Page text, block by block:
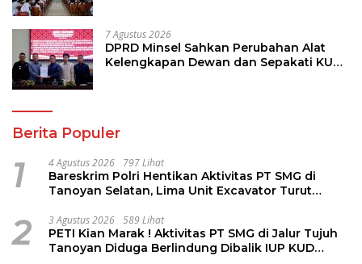
7 Agustus 2026
DPRD Minsel Sahkan Perubahan Alat
Kelengkapan Dewan dan Sepakati KUA-
Berita Populer
1 4 Agustus 2026 797 Lihat
Bareskrim Polri Hentikan Aktivitas PT SMG di
Tanoyan Selatan, Lima Unit Excavator Turut
2 3 Agustus 2026 589 Lihat
PETI Kian Marak ! Aktivitas PT SMG di Jalur Tujuh
Tanoyan Diduga Berlindung Dibalik IUP KUD